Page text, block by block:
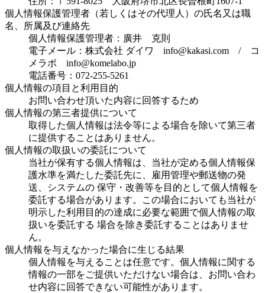
個人情報保護管理者（若しくはその代理人）の氏名又は職
名、所属及び連絡先
個人情報保護管理者：廣井 克則
電子メール：株式会社 ダイワ info@kakasi.com / コ
メラボ info@komelabo.jp
電話番号：072-255-5261
個人情報の項目と利用目的
お問い合わせ頂いた内容に回答するため
個人情報の第三者提供について
取得した個人情報は法令等による場合を除いて第三者
に提供することはありません。
個人情報の取扱いの委託について
当社が保有する個人情報は、当社が定める個人情報保
護水準を満たした委託先に、雇用管理や郵送物の発
送、システムの 保守・改善等を目的として個人情報を
委託する場合があります。この場合においても当社が
明示した利用目的の達成に必要な範囲で個人情報の取
扱いを委託する 場合を除き委託することはありませ
ん。
個人情報を与えなかった場合に生じる結果
個人情報を与えることは任意です。個人情報に関する
情報の一部をご提供いただけない場合は、お問い合わ
せ内容に回答できない可能性があります。